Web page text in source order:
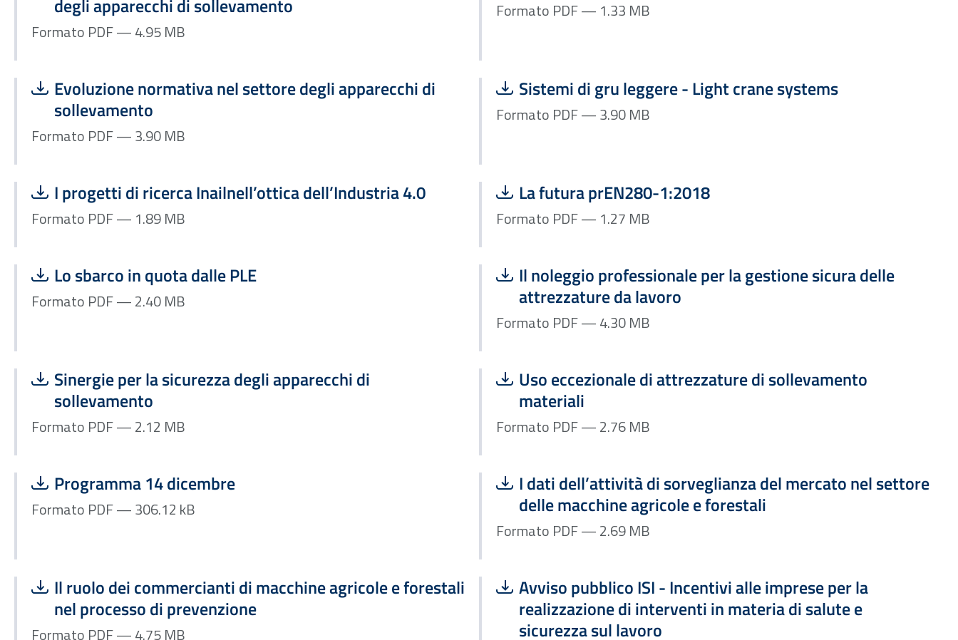
degli apparecchi di sollevamento
Formato PDF — 4.95 MB
Formato PDF — 1.33 MB
Scarica file:
Evoluzione normativa nel settore degli apparecchi di
sollevamento
Formato PDF — Dimensione 3.90 MB
Formato PDF — 3.90 MB
Scarica file:
Sistemi di gru leggere - Light crane systems
Formato PDF — Dimensione 3.90 MB
Formato PDF — 3.90 MB
Scarica file:
I progetti di ricerca Inailnell’ottica dell’Industria 4.0
Formato PDF — Dimensione 1.89 MB
Formato PDF — 1.89 MB
Scarica file:
La futura prEN280-1:2018
Formato PDF — 1.27 MB
Scarica file:
Lo sbarco in quota dalle PLE
Formato PDF — 2.40 MB
Scarica file:
Il noleggio professionale per la gestione sicura delle
attrezzature da lavoro
Formato PDF — Dimensione 4.30 MB
Formato PDF — 4.30 MB
Scarica file:
Sinergie per la sicurezza degli apparecchi di
sollevamento
Formato PDF — Dimensione 2.12 MB
Formato PDF — 2.12 MB
Scarica file:
Uso eccezionale di attrezzature di sollevamento
materiali
Formato PDF — Dimensione 2.76 MB
Formato PDF — 2.76 MB
Scarica file:
Programma 14 dicembre
Formato PDF — 306.12 kB
Scarica file:
I dati dell’attività di sorveglianza del mercato nel settore
delle macchine agricole e forestali
Formato PDF — Dimensione 2.69 MB
Formato PDF — 2.69 MB
Scarica file:
Il ruolo dei commercianti di macchine agricole e forestali
nel processo di prevenzione
Formato PDF — Dimensione 4.75 MB
Formato PDF — 4.75 MB
Scarica file:
Avviso pubblico ISI - Incentivi alle imprese per la
realizzazione di interventi in materia di salute e
sicurezza sul lavoro
Formato PDF — Dimensione 4.30 MB